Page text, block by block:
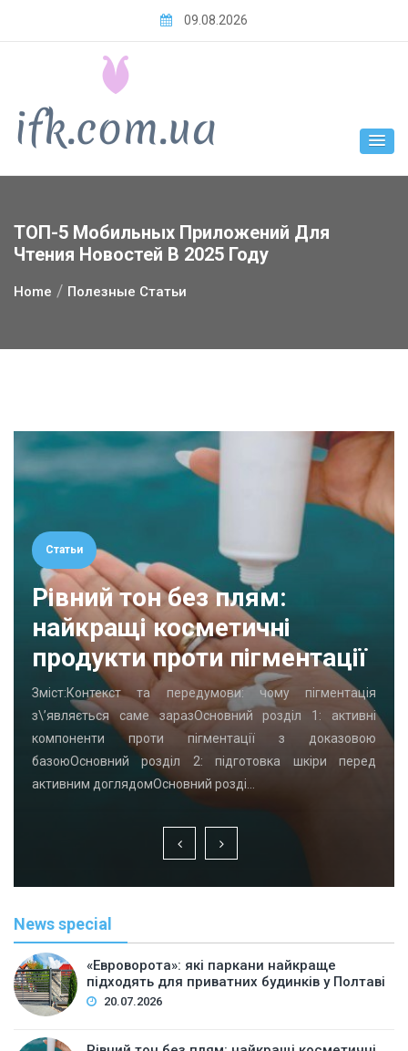
09.08.2026
ТОП-5 Мобильных Приложений Для
Чтения Новостей В 2025 Году
Home Полезные Статьи
Статьи
Рівний тон без плям:
найкращі косметичні
продукти проти пігментації
Зміст:Контекст та передумови: чому пігментація
з\’являється саме заразОсновний розділ 1: активні
компоненти проти пігментації з доказовою
базоюОсновний розділ 2: підготовка шкіри перед
активним доглядомОсновний розді…
News special
«Евроворота»: які паркани найкраще
підходять для приватних будинків у Полтаві
20.07.2026